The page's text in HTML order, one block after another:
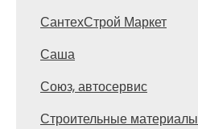
СантехСтрой Маркет
Саша
Союз, автосервис
Строительные материалы